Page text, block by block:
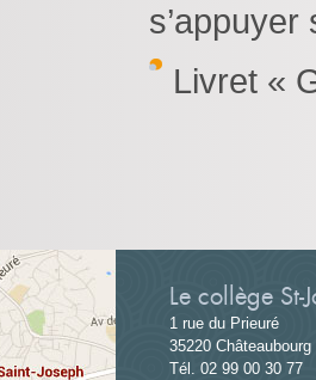
Livret «
Le collège St-
1 rue du Prieuré
35220 Châteaubourg
Tél. 02 99 00 30 77